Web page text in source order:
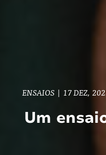
ENSAIOS | 17 DEZ,
Um